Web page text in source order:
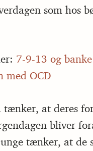
som hos
7-9-13 og
med OCD
tænker, at deres
bliver
tænker, at de